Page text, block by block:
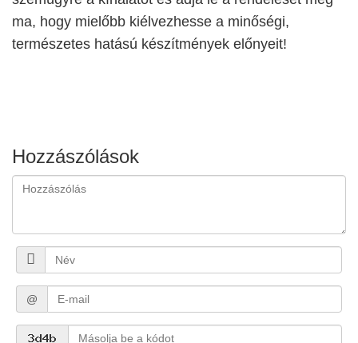
ma, hogy mielőbb kiélvezhesse a minőségi,
természetes hatású készítmények előnyeit!
Hozzászólások
@